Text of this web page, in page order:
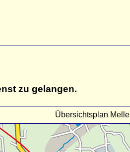
zu gelangen.
Übersichtsplan Melle